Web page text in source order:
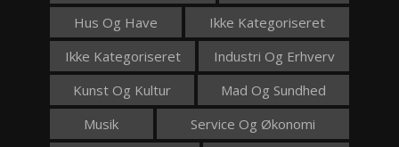
Hus Og Have
Ikke Kategoriseret
Ikke Kategoriseret
Industri Og Erhverv
Kunst Og Kultur
Mad Og Sundhed
Musik
Service Og Økonomi